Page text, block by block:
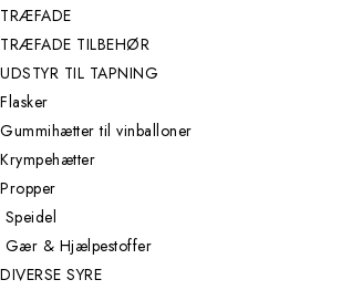
TRÆFADE
TRÆFADE TILBEHØR
UDSTYR TIL TAPNING
Flasker
Gummihætter til vinballoner
Krympehætter
Propper
Speidel
Gær & Hjælpestoffer
DIVERSE SYRE